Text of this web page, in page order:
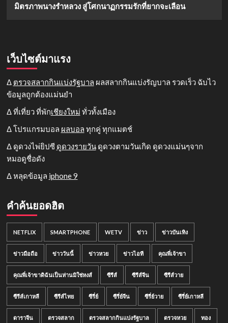
มิตรภาพนางรำหลวง สู่โศกนาฏกรรมรักที่ยากจะเลือน
เว็บไซต์มาแรง
Δ ตรวจสลากกินแบ่งรัฐบาล ผลสลากกินแบ่งรัญบาล รวดเร็ว ฉับไว
ข้อมูลถูกต้องแม่นยำ
Δ ที่เที่ยว ที่พักเชียงใหม่ ทั่วทั้งเมือง
Δ โปรแกรมบอล ผลบอล ทุกคู่ ทุกแมตช์
Δ ดูดวงไพ่ยิปซี ดูดวงรายวันดูดวงตามวันเกิด ดูดวงแม่นๆจาก
หมอดูชื่อดัง
Δ หลุดข้อมูล iphone 9
คำค้นยอดฮิต
NETFLIX SMARTPHONE WETV ข่าว ข่าวบันเทิง
ข่าวมือถือ ข่าววันนี้ ข่าวหวย ข่าวไอที คุณพี่เจ้าขา
คุณพี่เจ้าขาดิฉันเป็นห่านมิใช่หงส์ ซีรีส์ ซีรีส์จีน ซีรีส์วาย
ซีรีส์เกาหลี ซีรีส์ไทย ซีรี่ย์ ซีรี่ย์จีน ซีรี่ย์วาย ซีรี่ย์เกาหลี
ดาราจีน ตรวจสลาก ตรวจสลากกินแบ่งรัฐบาล ตรวจหวย ทอง